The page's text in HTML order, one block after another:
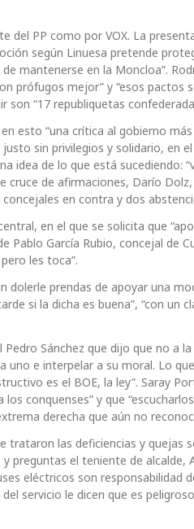
PP como por VOX. La
según Linuesa pretende
mantenerse en la Moncloa”.
prófugos mejor” y “esos pactos
son “17 republiquetas
esto “una crítica al gobierno
sin privilegios y solidario, en
idea de lo que está sucediendo:
de afirmaciones, Darío Dolz,
en contra y dos
en el que se solicita que
García Rubio, concejal de
les toca”.
dolerle prendas de apoyar una
si la dicha es buena”, “con un
Sánchez que dijo que no a
uno e interpelar a su moral. Lo
es el BOE, la ley”. Saray
conquenses” y que
derecha que aún no
las deficiencias y quejas
preguntas el teniente de alcalde,
eléctricos son responsabilidad
servicio le dicen que es